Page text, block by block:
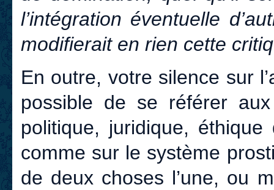
l’intégration éventuelle
modifierait en rien cette
En outre, votre silence sur
possible de se référer
politique, juridique,
comme sur le système
de deux choses l’une, ou